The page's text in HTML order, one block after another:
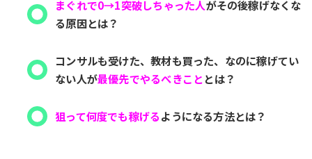
まぐれで0→1突破しちゃった人がその後稼げなくな
る原因とは？
コンサルも受けた、教材も買った、なのに稼げてい
ない人が最優先でやるべきこととは？
狙って何度でも稼げるようになる方法とは？